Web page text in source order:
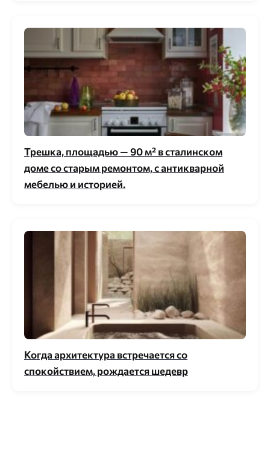
Трешка, площадью — 90 м² в сталинском
доме со старым ремонтом, с антикварной
мебелью и историей.
Когда архитектура встречается со
спокойствием, рождается шедевр